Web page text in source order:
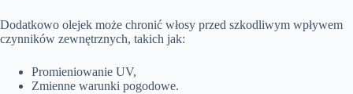
Dodatkowo olejek może chronić włosy przed szkodliwym wpływem
czynników zewnętrznych, takich jak:
Promieniowanie UV,
Zmienne warunki pogodowe.